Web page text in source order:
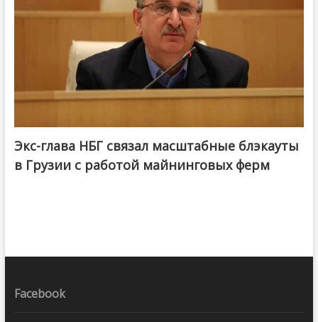
Экс-глава НБГ связал масштабные блэкауты
в Грузии с работой майнинговых ферм
Facebook